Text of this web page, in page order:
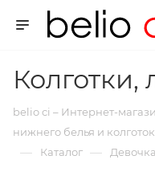
Колготки,
belio ci – Интернет-
нижнего белья и
— Каталог —